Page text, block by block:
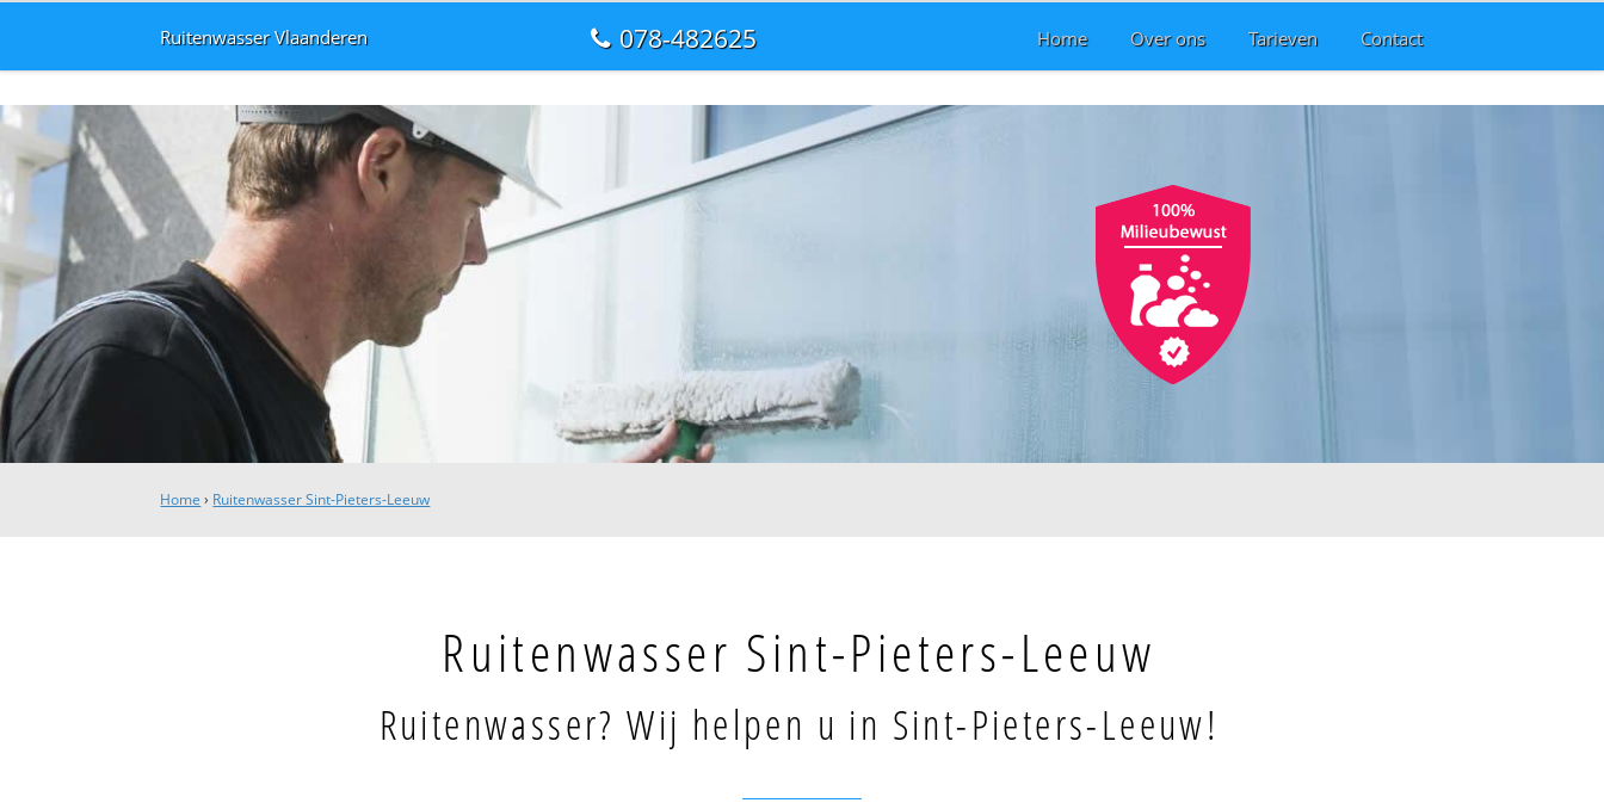
Ruitenwasser Vlaanderen 078-482625 Home Over ons Tarieven Contact
Home › Ruitenwasser Sint-Pieters-Leeuw
Ruitenwasser Sint-Pieters-Leeuw
Ruitenwasser? Wij helpen u in Sint-Pieters-Leeuw!